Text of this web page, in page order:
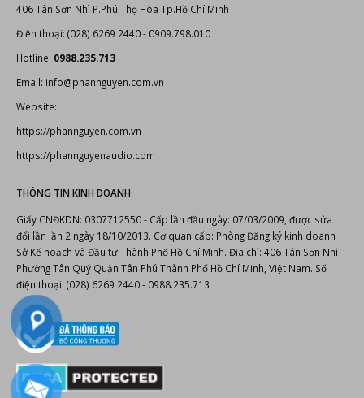
Chính sách bảo hành
Chính sách bảo mật thông tin
LIÊN HỆ
Cty TNHH TM AT-AS-NT Phan Nguyễn
406 Tân Sơn Nhì P.Phú Thọ Hòa Tp.Hồ Chí Minh
Điện thoại: (028) 6269 2440 - 0909.798.010
Hotline:0988.235.713
Email: info@phannguyen.com.vn
https://phannguyen.com.vn
https://phannguyenaudio.com
THÔNG TIN KINH DOANH
Giấy CNĐKDN: 0307712550 - Cấp lần đầu ngày: 07/03/2009, được sửa
đổi lần lần 2 ngày 18/10/2013. Cơ quan cấp: Phòng Đăng ký kinh doanh
Sở Kế hoạch và Đầu tư Thành Phố Hồ Chí Minh. Địa chỉ: 406 Tân Sơn Nhì
Phường Tân Quý Quận Tân Phú Thành Phố Hồ Chí Minh, Việt Nam. Số
điện thoại: (028) 6269 2440 - 0988.235.713